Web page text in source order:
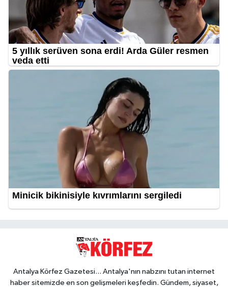
Antalya Körfez Gazetesi... Antalya'nın nabzını tutan internet
haber sitemizde en son gelişmeleri keşfedin. Gündem, siyaset,